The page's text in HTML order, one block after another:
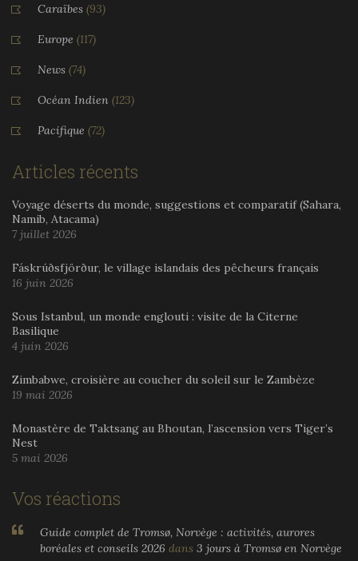
Caraïbes (93)
Europe (117)
News (74)
Océan Indien (123)
Pacifique (72)
Articles récents
Voyage déserts du monde, suggestions et comparatif (Sahara,
Namib, Atacama)
7 juillet 2026
Fáskrúðsfjörður, le village islandais des pêcheurs français
16 juin 2026
Sous Istanbul, un monde englouti : visite de la Citerne
Basilique
4 juin 2026
Zimbabwe, croisière au coucher du soleil sur le Zambèze
19 mai 2026
Monastère de Taktsang au Bhoutan, l’ascension vers Tiger’s
Nest
5 mai 2026
Vos réactions
Guide complet de Tromsø, Norvège : activités, aurores
boréales et conseils 2026 dans 3 jours à Tromsø en Norvège